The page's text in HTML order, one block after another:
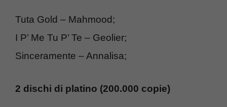
Tuta Gold – Mahmood;
I P’ Me Tu P’ Te – Geolier;
Sinceramente – Annalisa;
2 dischi di platino (200.000 copie)